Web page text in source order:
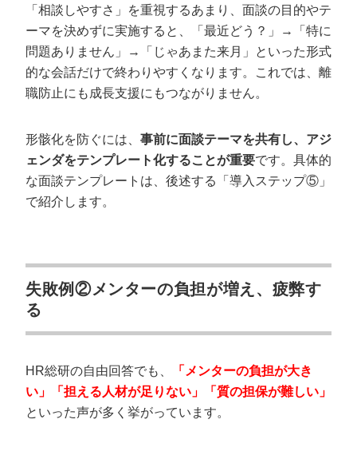
「相談しやすさ」を重視するあまり、面談の目的やテ
ーマを決めずに実施すると、「最近どう？」→「特に
問題ありません」→「じゃあまた来月」といった形式
的な会話だけで終わりやすくなります。これでは、離
職防止にも成長支援にもつながりません。
形骸化を防ぐには、 事前に面談テーマを共有し、アジ
ェンダをテンプレート化することが重要です。具体的
な面談テンプレートは、後述する「導入ステップ⑤」
で紹介します。
失敗例②メンターの負担が増え、疲弊す
る
HR総研の自由回答でも、
「メンターの負担が大き
い」「担える人材が足りない」「質の担保が難しい」
といった声が多く挙がっています。